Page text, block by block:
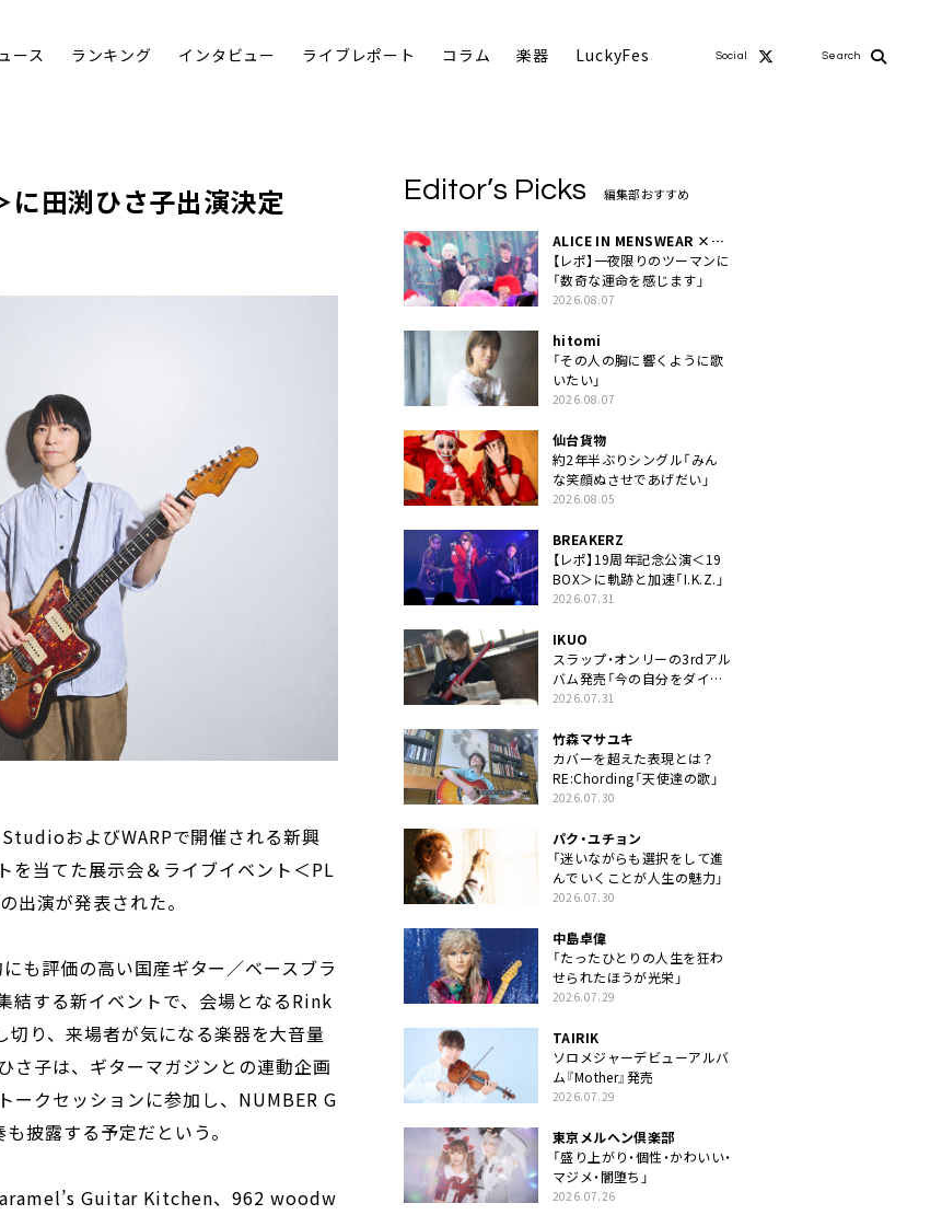
ース ランキング インタビュー ライブレポート コラム 楽器 LuckyFes Social Search
田渕ひさ子出演決定
およびWARPで開催される新興
を当てた展示会＆ライブイベント＜PL
出演が発表された。
も評価の高い国産ギター／ベースブラ
結する新イベントで、会場となるRink
り、来場者が気になる楽器を大音量
さ子は、ギターマガジンとの連動企画
ークセッションに参加し、NUMBER G
披露する予定だという。
Guitar Kitchen、962 woodw
Editor’s Picks 編集部おすすめ
ALICE IN MENSWEAR ×
MASCHERA
【レポ】一夜限りのツーマンに
「数奇な運命を感じます」
2026.08.07
hitomi
「その人の胸に響くように歌
いたい」
2026.08.07
仙台貨物
約2年半ぶりシングル「みん
な笑顔ぬさせであげだい」
2026.08.05
BREAKERZ
【レポ】19周年記念公演＜19
BOX＞に軌跡と加速「I.K.Z.」
2026.07.31
IKUO
スラップ・オンリーの3rdアル
バム発売「今の自分をダイレ
クトに」
2026.07.31
竹森マサユキ
カバーを超えた表現とは？
RE:Chording「天使達の歌」
2026.07.30
パク・ユチョン
「迷いながらも選択をして進
んでいくことが人生の魅力」
2026.07.30
中島卓偉
「たったひとりの人生を狂わ
せられたほうが光栄」
2026.07.29
TAIRIK
ソロメジャーデビューアルバ
ム『Mother』発売
2026.07.29
東京メルヘン倶楽部
「盛り上がり・個性・かわいい・
マジメ・闇堕ち」
2026.07.26